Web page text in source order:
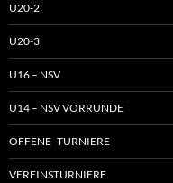
U20-2
U20-3
U16 – NSV
U14 – NSV VORRUNDE
OFFENE TURNIERE
VEREINSTURNIERE